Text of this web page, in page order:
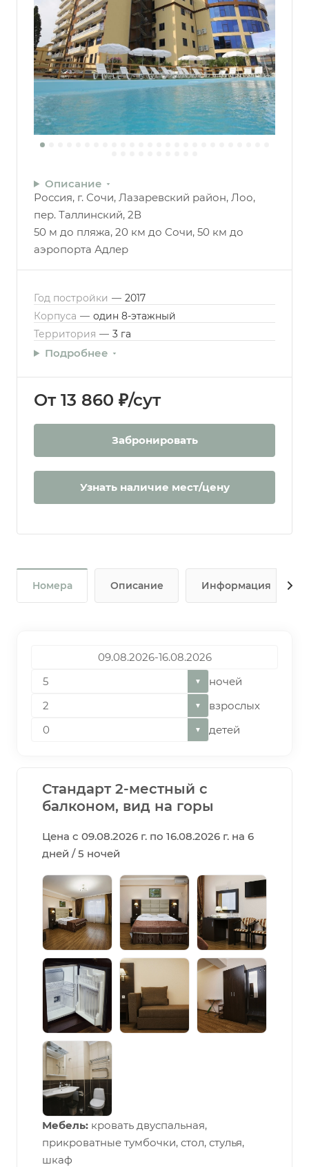
Описание
Россия, г. Сочи, Лазаревский район, Лоо,
пер. Таллинский, 2В
50 м до пляжа, 20 км до Сочи, 50 км до
аэропорта Адлер
Год постройки — 2017
Корпуса — один 8-этажный
Территория — 3 га
Подробнее
От 13 860 ₽/сут
Забронировать
Узнать наличие мест/цену
Номера Описание Информация
▼ ночей
▼ взрослых
▼ детей
Стандарт 2-местный с
балконом, вид на горы
Цена с 09.08.2026 г. по 16.08.2026 г. на 6
дней / 5 ночей
Мебель: кровать двуспальная,
прикроватные тумбочки, стол, стулья,
шкаф